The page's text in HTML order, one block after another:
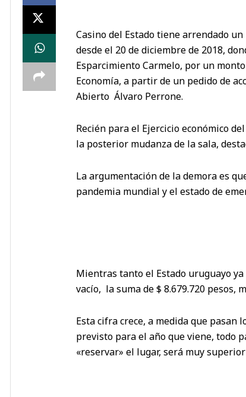
Casino del Estado tiene arrendado
desde el 20 de diciembre de 2018,
Esparcimiento Carmelo, por un
Economía, a partir de un pedido de
Abierto Álvaro Perrone.
Recién para el Ejercicio económico
la posterior mudanza de la sala,
La argumentación de la demora es
pandemia mundial y el estado de
Mientras tanto el Estado uruguayo
vacío, la suma de $ 8.679.720 pesos,
Esta cifra crece, a medida que pasan
previsto para el año que viene, todo
«reservar» el lugar, será muy